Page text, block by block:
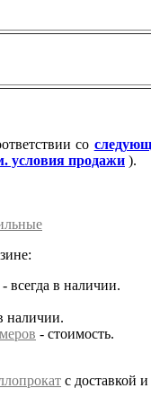
со
условия продажи ).
- всегда в наличии.
наличии.
- стоимость.
с доставкой